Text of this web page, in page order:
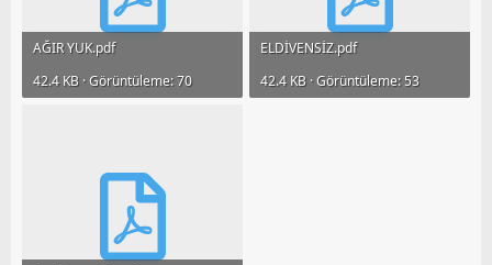
AĞIR YUK.pdf
42.4 KB · Görüntüleme: 70
ELDİVENSİZ.pdf
42.4 KB · Görüntüleme: 53